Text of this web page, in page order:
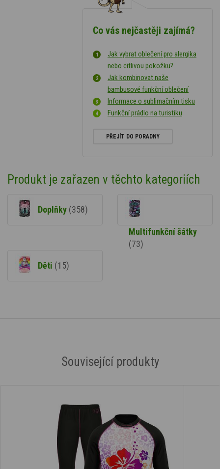
Co vás nejčastěji zajímá?
Jak vybrat oblečení pro alergika
nebo citlivou pokožku?
Jak kombinovat naše
bambusové funkční oblečení
Informace o sublimačním tisku
Funkční prádlo na turistiku
PŘEJÍT DO PORADNY
Produkt je zařazen v těchto kategoriích
Doplňky (358)
Multifunkční šátky
(73)
Děti (15)
Související produkty